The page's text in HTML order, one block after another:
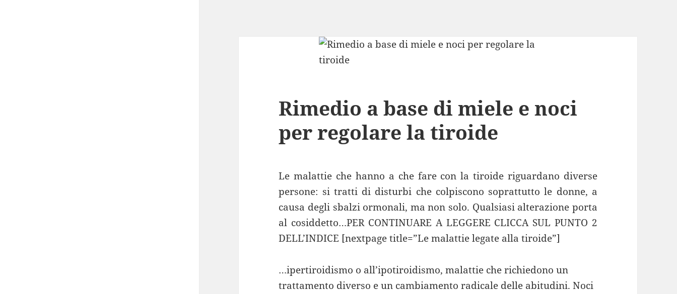
Rimedio a base di miele e noci
per regolare la tiroide
Le malattie che hanno a che fare con la tiroide riguardano diverse
persone: si tratti di disturbi che colpiscono soprattutto le donne, a
causa degli sbalzi ormonali, ma non solo. Qualsiasi alterazione porta
al cosiddetto…PER CONTINUARE A LEGGERE CLICCA SUL PUNTO 2
DELL’INDICE [nextpage title=”Le malattie legate alla tiroide”]
…ipertiroidismo o all’ipotiroidismo, malattie che richiedono un
trattamento diverso e un cambiamento radicale delle abitudini. Noci